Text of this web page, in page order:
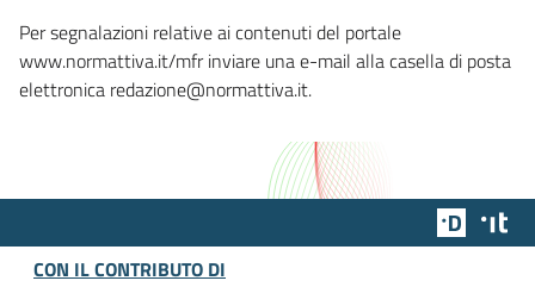
Per segnalazioni relative ai contenuti del portale
www.normattiva.it/mfr inviare una e-mail alla casella di posta
elettronica redazione@normattiva.it.
Team
CON IL CONTRIBUTO DI